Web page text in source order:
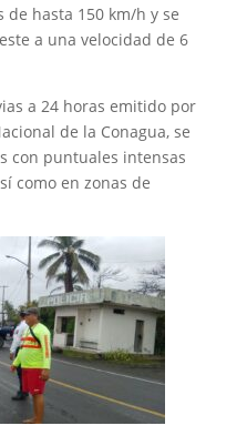
hasta 150 km/h y se
a una velocidad de 6
a 24 horas emitido por
de la Conagua, se
con puntuales intensas
como en zonas de